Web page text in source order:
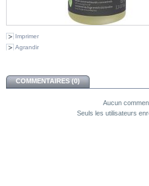
Imprimer
Agrandir
COMMENTAIRES (0)
Aucun
Seuls les utilisateurs